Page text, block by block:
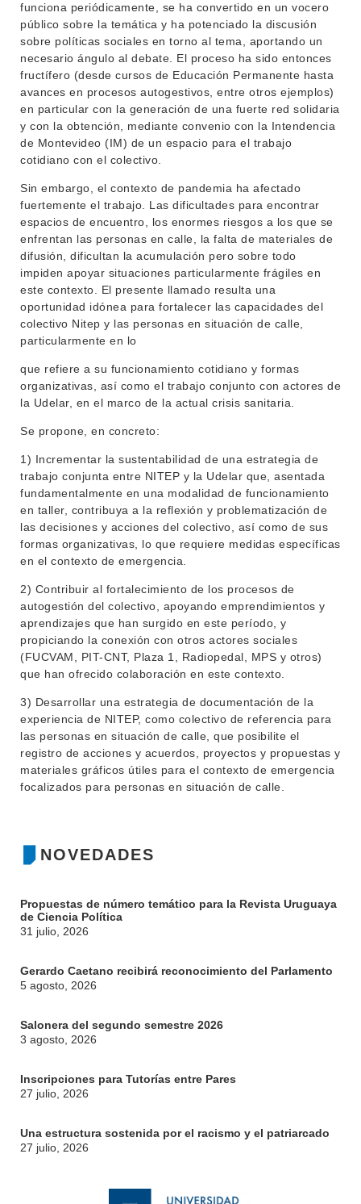
DEPARTAMENTOS
INVESTIGACIÓN
SERVICIOS
LLAMADOS
NOTICIAS
CONTACTO
BEDELÍA
EVA FCS
OFERTA DE GRADO
POSGRADOS
EDUCACIÓN PERMANENTE
MOVILIDAD ACADÉMICA
NOVEDADES
Propuestas de número temático para la Revista Uruguaya
de Ciencia Política
31 julio, 2026
Gerardo Caetano recibirá reconocimiento del Parlamento
5 agosto, 2026
Salonera del segundo semestre 2026
3 agosto, 2026
Inscripciones para Tutorías entre Pares
27 julio, 2026
Una estructura sostenida por el racismo y el patriarcado
27 julio, 2026
funciona periódicamente, se ha convertido en un vocero
público sobre la temática y ha potenciado la discusión
sobre políticas sociales en torno al tema, aportando un
necesario ángulo al debate. El proceso ha sido entonces
fructífero (desde cursos de Educación Permanente hasta
avances en procesos autogestivos, entre otros ejemplos)
en particular con la generación de una fuerte red solidaria
y con la obtención, mediante convenio con la Intendencia
de Montevideo (IM) de un espacio para el trabajo
cotidiano con el colectivo.
Sin embargo, el contexto de pandemia ha afectado
fuertemente el trabajo. Las dificultades para encontrar
espacios de encuentro, los enormes riesgos a los que se
enfrentan las personas en calle, la falta de materiales de
difusión, dificultan la acumulación pero sobre todo
impiden apoyar situaciones particularmente frágiles en
este contexto. El presente llamado resulta una
oportunidad idónea para fortalecer las capacidades del
colectivo Nitep y las personas en situación de calle,
particularmente en lo
que refiere a su funcionamiento cotidiano y formas
organizativas, así como el trabajo conjunto con actores de
la Udelar, en el marco de la actual crisis sanitaria.
Se propone, en concreto:
1) Incrementar la sustentabilidad de una estrategia de
trabajo conjunta entre NITEP y la Udelar que, asentada
fundamentalmente en una modalidad de funcionamiento
en taller, contribuya a la reflexión y problematización de
las decisiones y acciones del colectivo, así como de sus
formas organizativas, lo que requiere medidas específicas
en el contexto de emergencia.
2) Contribuir al fortalecimiento de los procesos de
autogestión del colectivo, apoyando emprendimientos y
aprendizajes que han surgido en este período, y
propiciando la conexión con otros actores sociales
(FUCVAM, PIT-CNT, Plaza 1, Radiopedal, MPS y otros)
que han ofrecido colaboración en este contexto.
3) Desarrollar una estrategia de documentación de la
experiencia de NITEP, como colectivo de referencia para
las personas en situación de calle, que posibilite el
registro de acciones y acuerdos, proyectos y propuestas y
materiales gráficos útiles para el contexto de emergencia
focalizados para personas en situación de calle.